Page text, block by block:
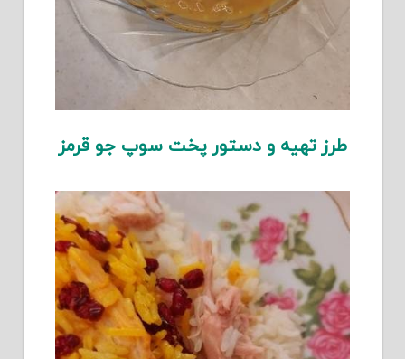
طرز تهیه و دستور پخت سوپ جو قرمز